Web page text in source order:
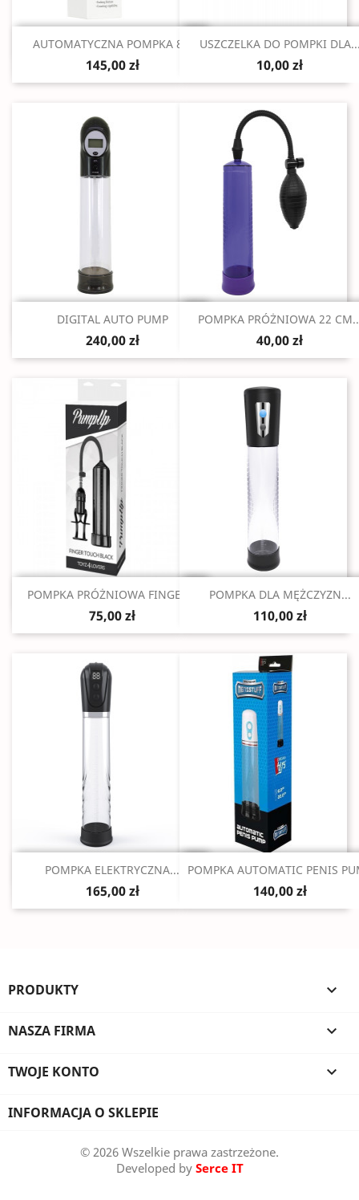
Szybki podgląd
AUTOMATYCZNA POMPKA 8...
145,00 zł
Szybki podgląd
USZCZELKA DO POMPKI
10,00 zł
Szybki podgląd
DIGITAL AUTO PUMP
240,00 zł
Szybki podgląd
POMPKA PRÓŻNIOWA 22
40,00 zł
 Szybki podgląd
POMPKA PRÓŻNIOWA FINGER...
75,00 zł
Szybki podgląd
POMPKA DLA MĘŻCZYZN...
110,00 zł
Szybki podgląd
POMPKA ELEKTRYCZNA...
165,00 zł
Szybki podgląd
POMPKA AUTOMATIC PENIS
140,00 zł
PRODUKTY 
NASZA FIRMA 
TWOJE KONTO 
INFORMACJA O SKLEPIE
© 2026 Wszelkie prawa zastrzeżone.
Developed by Serce IT